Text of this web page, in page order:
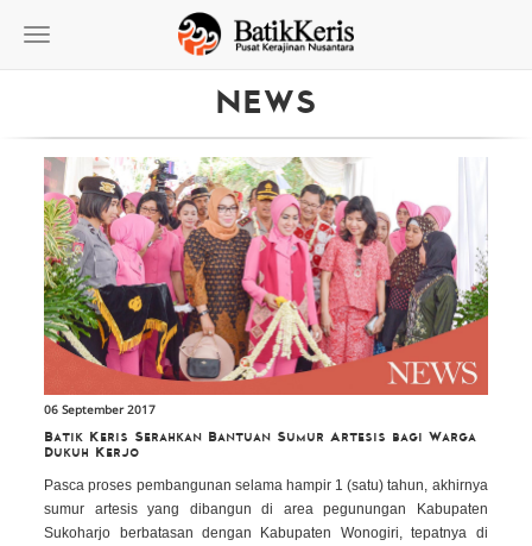
Toggle
NEWS
06 September 2017
Batik Keris Serahkan Bantuan Sumur Artesis bagi Warga
Dukuh Kerjo
Pasca proses pembangunan selama hampir 1 (satu) tahun, akhirnya
sumur artesis yang dibangun di area pegunungan Kabupaten
Sukoharjo berbatasan dengan Kabupaten Wonogiri, tepatnya di